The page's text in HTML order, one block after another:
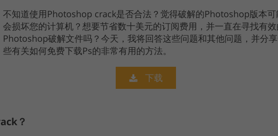
Wedding Photo Editing Clipping Path
Product Photo Editing
Entire Ps Overlays
Bundles
不知道使用Photoshop crack是否合法？觉得破解的Photoshop版本可
会损坏您的计算机？想要节省数十美元的订阅费用，并一直在寻找有
Photoshop破解文件吗？今天，我将回答这些问题和其他问题，并分
些有关如何免费下载Ps的非常有用的方法。
下载
？